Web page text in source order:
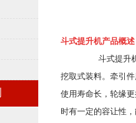
斗式提升机产品概
斗式提升机适用
挖取式装料。牵引
使用寿命长，轮缘
时有一定的容让性